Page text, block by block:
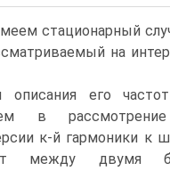
стационарный
на
описания его
в
к-й гармоники к
между двумя